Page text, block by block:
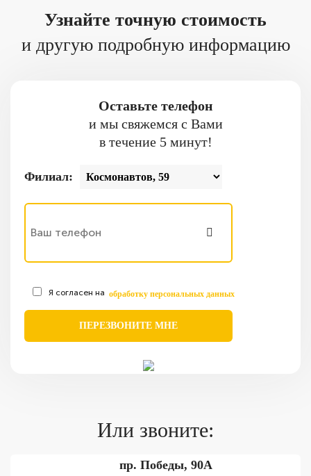
Узнайте точную стоимость
и другую подробную информацию
Оставьте телефон
и мы свяжемся с Вами
в течение 5 минут!
Филиал:
Я согласен на обработку персональных данных
Или звоните:
пр. Победы, 90А